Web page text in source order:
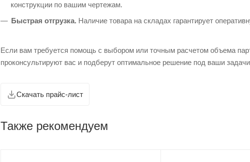
конструкции по вашим чертежам.
Быстрая отгрузка. Наличие товара на складах гарантирует
Если вам требуется помощь с выбором или точным расчетом объема
проконсультируют вас и подберут оптимальное решение под ваши
Скачать прайс-лист
Также рекомендуем